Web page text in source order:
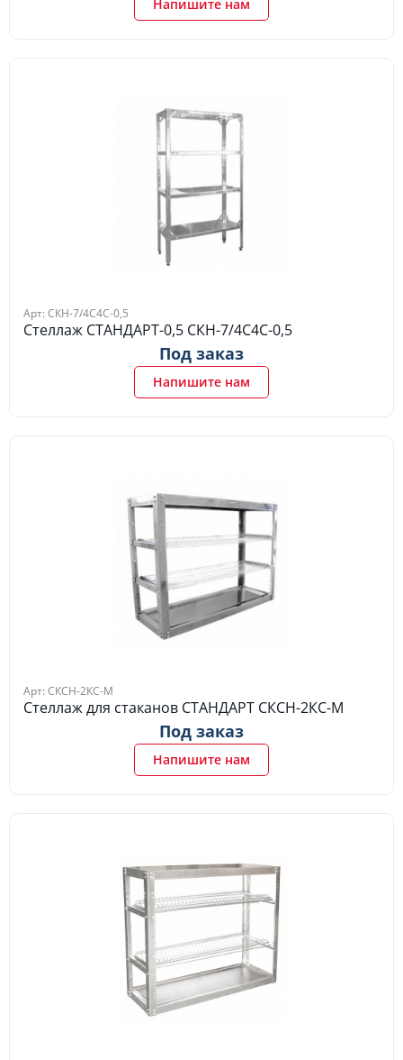
Напишите нам
Арт: СКН-7/4С4С-0,5
Стеллаж СТАНДАРТ-0,5 СКН-7/4С4С-0,5
Под заказ
Напишите нам
Арт: СКСН-2КС-М
Стеллаж для стаканов СТАНДАРТ СКСН-2КС-М
Под заказ
Напишите нам